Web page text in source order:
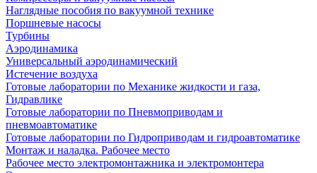
Наглядные пособия по вакуумной технике
Поршневые насосы
Турбины
Аэродинамика
Универсальный аэродинамический
Истечение воздуха
Готовые лаборатории по Механике жидкости и газа,
Гидравлике
Готовые лаборатории по Пневмоприводам и
пневмоавтоматике
Готовые лаборатории по Гидроприводам и гидроавтоматике
Монтаж и наладка. Рабочее место
Рабочее место электромонтажника и электромонтера